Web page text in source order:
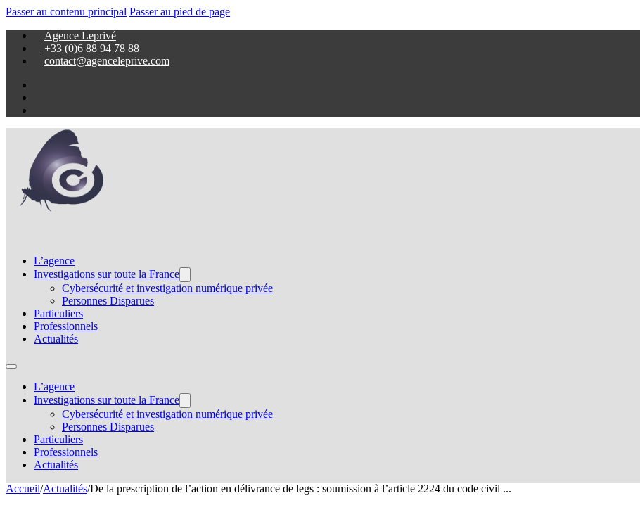
Passer au contenu principal Passer au pied de page
Agence Leprivé
+33 (0)6 88 94 78 88
contact@agenceleprive.com
L’agence
Investigations sur toute la France
Cybersécurité et investigation numérique privée
Personnes Disparues
Particuliers
Professionnels
Actualités
L’agence
Investigations sur toute la France
Cybersécurité et investigation numérique privée
Personnes Disparues
Particuliers
Professionnels
Actualités
Accueil/Actualités/De la prescription de l’action en délivrance de legs : soumission à l’article 2224 du code civil ...